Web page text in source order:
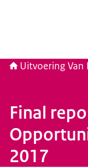
Uitvoering Van
Final
2017